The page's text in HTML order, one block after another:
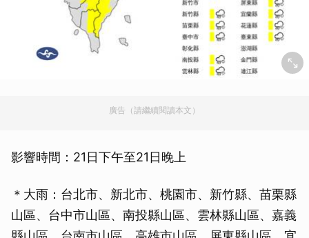
廣告（請繼續閱讀本文）
影響時間：21日下午至21日晚上
＊大雨：台北市、新北市、桃園市、新竹縣、苗栗縣
山區、台中市山區、南投縣山區、雲林縣山區、嘉義